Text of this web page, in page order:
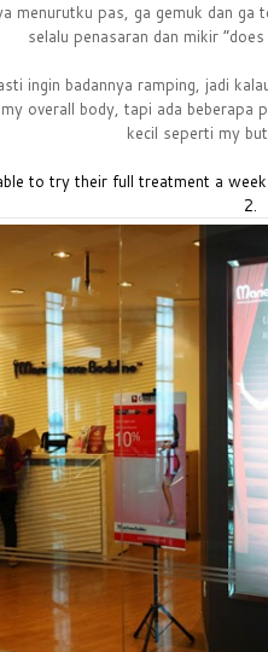
menurutku pas, ga gemuk dan
selalu penasaran dan mikir
ingin badannya ramping, jadi
overall body, tapi ada beberapa
kecil seperti my
to try their full treatment a
2.